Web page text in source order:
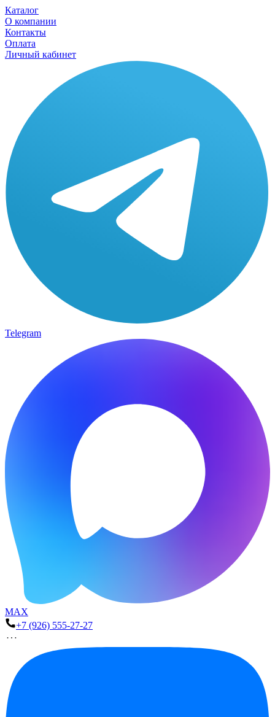
Каталог
О компании
Контакты
Оплата
Личный кабинет
Telegram
MAX
+7 (926) 555-27-27